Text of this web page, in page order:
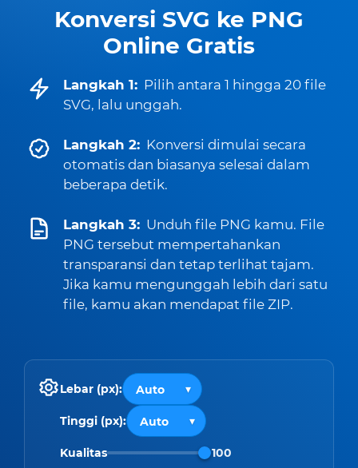
Konversi SVG ke PNG
Online Gratis
Langkah 1: Pilih antara 1 hingga 20 file
SVG, lalu unggah.
Langkah 2: Konversi dimulai secara
otomatis dan biasanya selesai dalam
beberapa detik.
Langkah 3: Unduh file PNG kamu. File
PNG tersebut mempertahankan
transparansi dan tetap terlihat tajam.
Jika kamu mengunggah lebih dari satu
file, kamu akan mendapat file ZIP.
Lebar (px):
Tinggi (px):
Kualitas 100